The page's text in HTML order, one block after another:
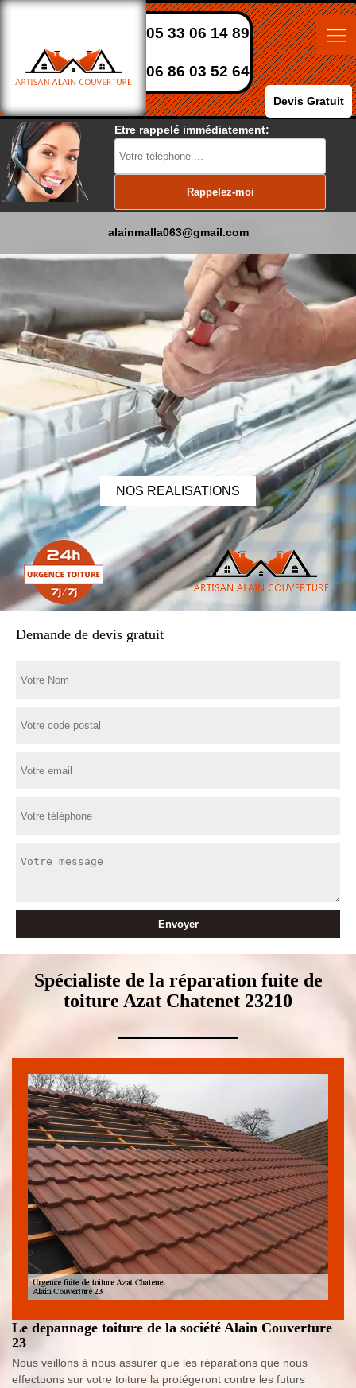
05 33 06 14 89
06 86 03 52 64
Devis Gratuit
Etre rappelé immédiatement:
alainmalla063@gmail.com
NOS REALISATIONS
Demande de devis gratuit
Spécialiste de la réparation fuite de
toiture Azat Chatenet 23210
Le depannage toiture de la société Alain Couverture
23
Nous veillons à nous assurer que les réparations que nous
effectuons sur votre toiture la protégeront contre les futurs